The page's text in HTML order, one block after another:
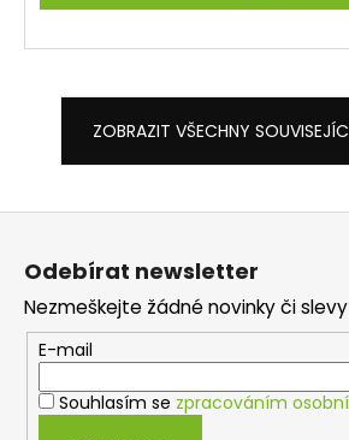
ZOBRAZIT VŠECHNY
Odebírat newsletter
Nezmeškejte žádné novinky či
E-mail
Souhlasím se zpracováním